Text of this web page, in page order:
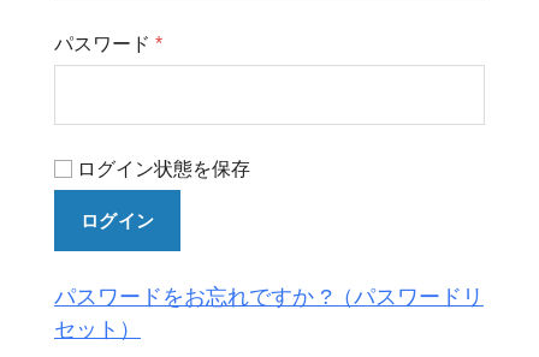
パスワード *
ログイン状態を保存
ログイン
パスワードをお忘れですか ?